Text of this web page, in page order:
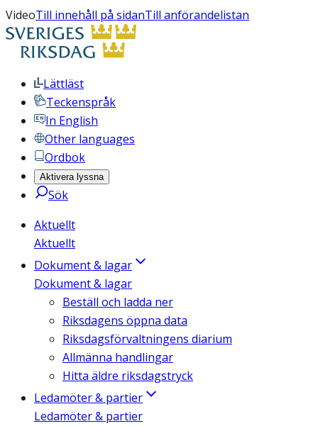
VideoTill innehåll på sidanTill anförandelistan
Lättläst
Teckenspråk
In English
Other languages
Ordbok
Aktivera lyssna
Sök
Aktuellt
Aktuellt
Dokument & lagar
Dokument & lagar
Beställ och ladda ner
Riksdagens öppna data
Riksdagsförvaltningens diarium
Allmänna handlingar
Hitta äldre riksdagstryck
Ledamöter & partier
Ledamöter & partier